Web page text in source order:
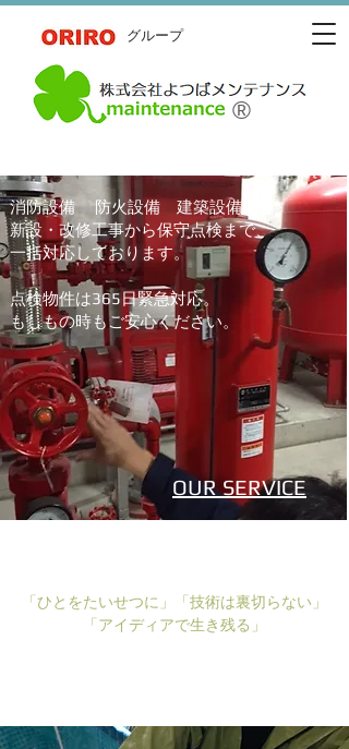
®
​グループ
消防設備 防火設備 建築設備
新設・改修工事から保守点検まで、
一括対応しております。
点検物件は365日緊急対応。
もしもの時もご安心ください。
OUR SERVICE
​「ひとをたいせつに」「技術は裏切らない」
「アイディアで生き残る」